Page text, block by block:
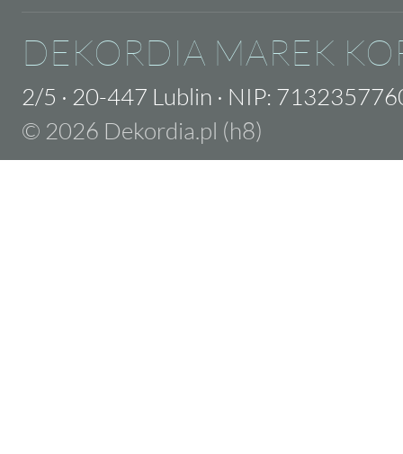
DEKORDIA MAREK
2/5 · 20-447 Lublin · NIP:
© 2026 Dekordia.pl (h8)